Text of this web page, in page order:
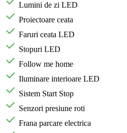
Lumini de zi LED
Proiectoare ceata
Faruri ceata LED
Stopuri LED
Follow me home
Iluminare interioare LED
Sistem Start Stop
Senzori presiune roti
Frana parcare electrica